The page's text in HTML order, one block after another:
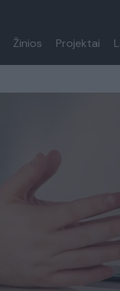
Žinios Projektai